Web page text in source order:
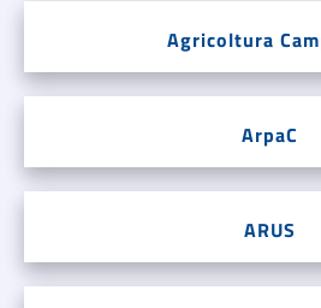
Agricoltura
ArpaC
ARUS